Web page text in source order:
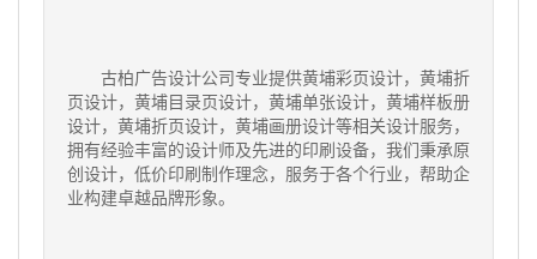
古柏广告设计公司专业提供黄埔彩页设计，黄埔折
页设计，黄埔目录页设计，黄埔单张设计，黄埔样板册
设计，黄埔折页设计，黄埔画册设计等相关设计服务，
拥有经验丰富的设计师及先进的印刷设备，我们秉承原
创设计，低价印刷制作理念，服务于各个行业，帮助企
业构建卓越品牌形象。